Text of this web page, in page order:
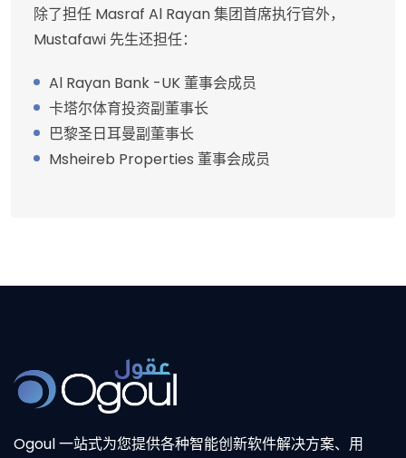
除了担任 Masraf Al Rayan 集团首席执行官外，
Mustafawi 先生还担任：
Al Rayan Bank -UK 董事会成员
卡塔尔体育投资副董事长
巴黎圣日耳曼副董事长
Msheireb Properties 董事会成员
Ogoul 一站式为您提供各种智能创新软件解决方案、用